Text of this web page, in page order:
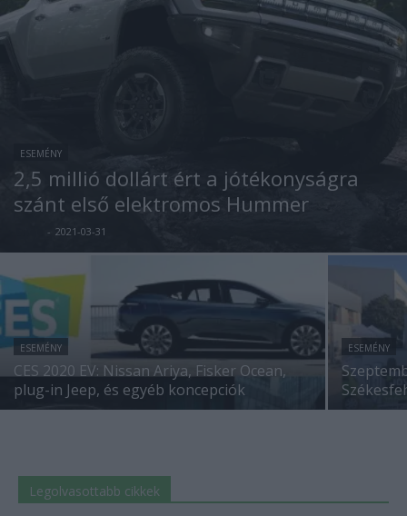
ESEMÉNY
2,5 millió dollárt ért a jótékonyságra
szánt első elektromos Hummer
- 2021-03-31
ESEMÉNY
CES 2020 EV: Nissan Ariya, Fisker Ocean,
plug-in Jeep, és egyéb koncepciók
ESEMÉNY
Legolvasottabb cikkek